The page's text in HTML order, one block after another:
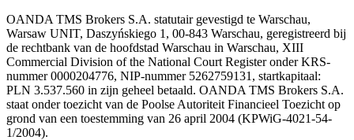
OANDA TMS Brokers S.A. statutair gevestigd te Warschau,
Warsaw UNIT, Daszyńskiego 1, 00-843 Warschau, geregistreerd bij
de rechtbank van de hoofdstad Warschau in Warschau, XIII
Commercial Division of the National Court Register onder KRS-
nummer 0000204776, NIP-nummer 5262759131, startkapitaal:
PLN 3.537.560 in zijn geheel betaald. OANDA TMS Brokers S.A.
staat onder toezicht van de Poolse Autoriteit Financieel Toezicht op
grond van een toestemming van 26 april 2004 (KPWiG-4021-54-
1/2004).